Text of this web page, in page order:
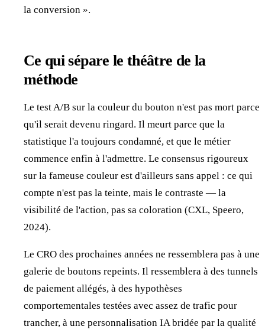
la conversion ».
Ce qui sépare le théâtre de la
méthode
Le test A/B sur la couleur du bouton n'est pas mort parce
qu'il serait devenu ringard. Il meurt parce que la
statistique l'a toujours condamné, et que le métier
commence enfin à l'admettre. Le consensus rigoureux
sur la fameuse couleur est d'ailleurs sans appel : ce qui
compte n'est pas la teinte, mais le contraste — la
visibilité de l'action, pas sa coloration (CXL, Speero,
2024).
Le CRO des prochaines années ne ressemblera pas à une
galerie de boutons repeints. Il ressemblera à des tunnels
de paiement allégés, à des hypothèses
comportementales testées avec assez de trafic pour
trancher, à une personnalisation IA bridée par la qualité